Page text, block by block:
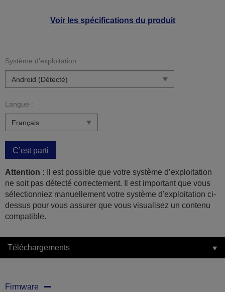
Voir les spécifications du produit
Système d’exploitation :
Langue :
C’est parti
Attention : Il est possible que votre système d’exploitation
ne soit pas détecté correctement. Il est important que vous
sélectionniez manuellement votre système d'exploitation ci-
dessus pour vous assurer que vous visualisez un contenu
compatible.
Téléchargements
Firmware